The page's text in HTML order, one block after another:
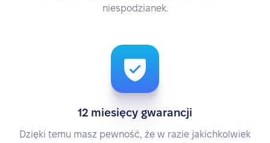
niespodzianek.
12 miesięcy gwarancji
Dzięki temu masz pewność, że w razie jakichkolwiek